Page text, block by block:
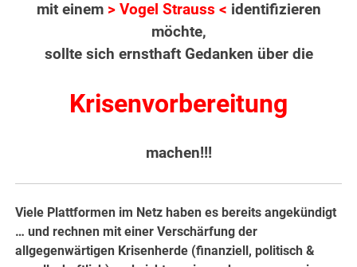
mit einem > Vogel Strauss < identifizieren
möchte,
sollte sich ernsthaft Gedanken über die
Krisenvorbereitung
machen!!!
Viele Plattformen im Netz haben es bereits angekündigt
… und rechnen mit einer Verschärfung der
allgegenwärtigen Krisenherde (finanziell, politisch &